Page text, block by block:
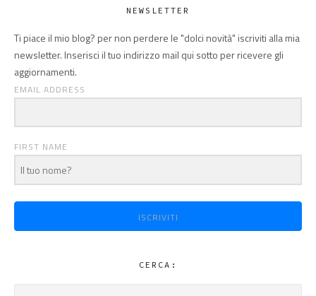
NEWSLETTER
Ti piace il mio blog? per non perdere le "dolci novità" iscriviti alla mia
newsletter. Inserisci il tuo indirizzo mail qui sotto per ricevere gli
aggiornamenti.
EMAIL ADDRESS
FIRST NAME
ISCRIVITI
CERCA: